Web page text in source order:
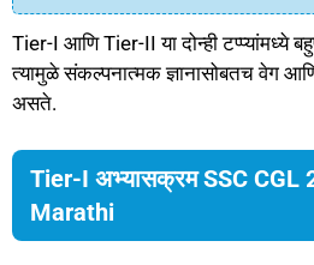
Tier-I आणि Tier-II या दोन्ही टप्प्यांमध्ये
त्यामुळे संकल्पनात्मक ज्ञानासोबतच वेग
असते.
Tier-I अभ्यासक्रम SSC CGL
Marathi